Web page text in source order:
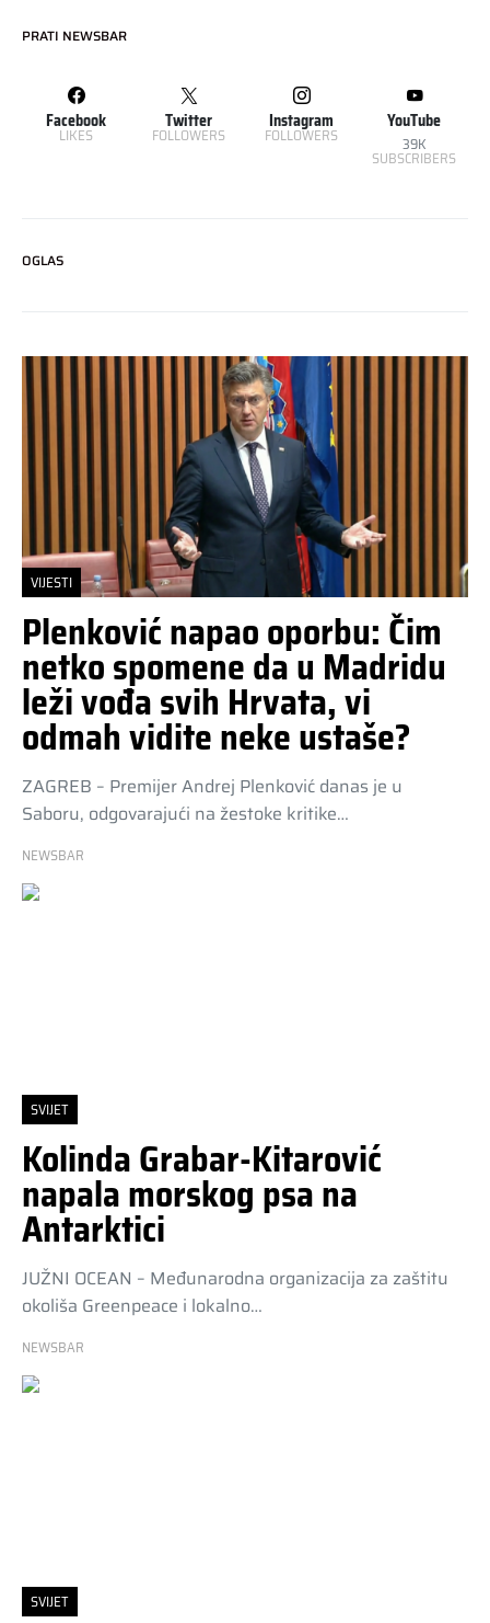
PRATI NEWSBAR
Facebook
LIKES
Twitter
FOLLOWERS
Instagram
FOLLOWERS
YouTube
39K
SUBSCRIBERS
OGLAS
VIJESTI
Plenković napao oporbu: Čim
netko spomene da u Madridu
leži vođa svih Hrvata, vi
odmah vidite neke ustaše?
ZAGREB – Premijer Andrej Plenković danas je u
Saboru, odgovarajući na žestoke kritike…
NEWSBAR
SVIJET
Kolinda Grabar-Kitarović
napala morskog psa na
Antarktici
JUŽNI OCEAN – Međunarodna organizacija za zaštitu
okoliša Greenpeace i lokalno…
NEWSBAR
SVIJET